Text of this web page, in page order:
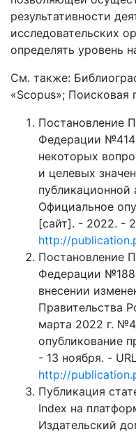
результативности
исследовательских
определять уровень
См. также:
«Scopus»; Поисковая
Постановление
Федерации №414
некоторых
и целевых
Официальное
[сайт]. - 2022. -
http://
Постановление
Федерации
внесении
Правительства
марта 2022 г.
опубликование
- 13 ноября. -
http://
Публикация
Index на
Издательский